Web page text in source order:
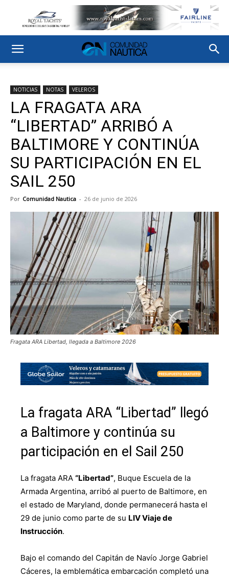
NOTICIAS NOTAS VELEROS
LA FRAGATA ARA
“LIBERTAD” ARRIBÓ A
BALTIMORE Y CONTINÚA
SU PARTICIPACIÓN EN EL
SAIL 250
Por Comunidad Nautica - 26 de junio de 2026
Fragata ARA Libertad, llegada a Baltimore 2026
La fragata ARA “Libertad” llegó
a Baltimore y continúa su
participación en el Sail 250
La fragata ARA “Libertad”, Buque Escuela de la
Armada Argentina, arribó al puerto de Baltimore, en
el estado de Maryland, donde permanecerá hasta el
29 de junio como parte de su LIV Viaje de
Instrucción.
Bajo el comando del Capitán de Navío Jorge Gabriel
Cáceres, la emblemática embarcación completó una